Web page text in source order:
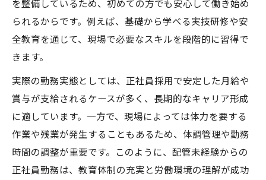
を整備しているため、初めての方でも安心して働き始め
られるからです。例えば、基礎から学べる実技研修や安
全教育を通じて、現場で必要なスキルを段階的に習得で
きます。
実際の勤務実態としては、正社員採用で安定した月給や
賞与が支給されるケースが多く、長期的なキャリア形成
に適しています。一方で、現場によっては体力を要する
作業や残業が発生することもあるため、体調管理や勤務
時間の調整が重要です。このように、配管未経験からの
正社員勤務は、教育体制の充実と労働環境の理解が成功